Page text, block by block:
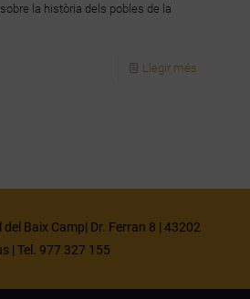
la història dels pobles de la
Llegir més
Baix Camp| Dr. Ferran 8 | 43202
| Tel. 977 327 155